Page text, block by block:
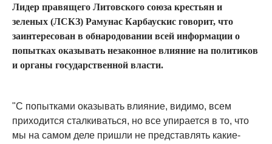
Лидер правящего Литовского союза крестьян и
зеленых (ЛСКЗ) Рамунас Карбаускис говорит, что
заинтересован в обнародовании всей информации о
попытках оказывать незаконное влияние на политиков
и органы государственной власти.
"С попытками оказывать влияние, видимо, всем
приходится сталкиваться, но все упирается в то, что
мы на самом деле пришли не представлять какие-